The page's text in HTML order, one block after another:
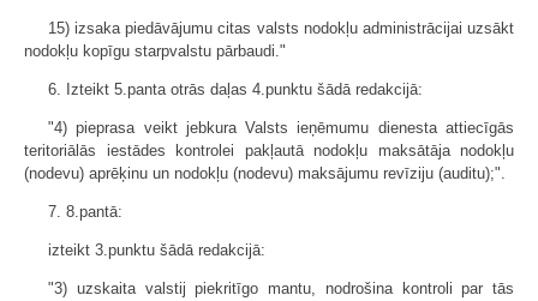
15) izsaka piedāvājumu citas valsts nodokļu administrācijai uzsākt
nodokļu kopīgu starpvalstu pārbaudi."
6. Izteikt 5.panta otrās daļas 4.punktu šādā redakcijā:
"4) pieprasa veikt jebkura Valsts ieņēmumu dienesta attiecīgās
teritoriālās iestādes kontrolei pakļautā nodokļu maksātāja nodokļu
(nodevu) aprēķinu un nodokļu (nodevu) maksājumu revīziju (auditu);".
7. 8.pantā:
izteikt 3.punktu šādā redakcijā:
"3) uzskaita valstij piekritīgo mantu, nodrošina kontroli par tās